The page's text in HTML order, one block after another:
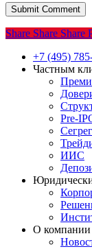
Share
Share Share Share
Close
Menu
+7 (495)
Частным
Pre-
ИИС
О компании